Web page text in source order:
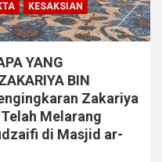
KESAKSIAN
YANG
BIN
Zakariya
Telah Melarang
di Masjid ar-